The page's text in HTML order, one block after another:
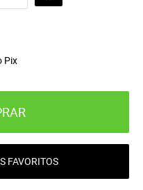
Pix
FAVORITOS